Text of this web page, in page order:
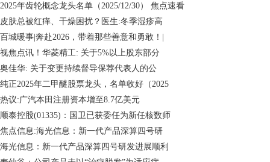
2025年齿轮概念龙头名单（2025/12/30） 焦点速看
皮肤总被红痒、干燥困扰？医生:冬季湿疹高
百城暖事|奔赴2026，带着那些善意和勇敢！|
视焦点讯！华菱精工: 关于5%以上股东部分
奥佳华: 关于变更持续督导保荐代表人的公
纯正2025年二甲醚股票龙头，名单收好（2025
热议:广汽本田注册资本增至8.7亿美元
顺泰控股(01335)：国卫已获委任为新任核数师
焦点信息:海光信息：新一代产品深算四号研
海光信息：新一代产品深算四号研发进展顺利